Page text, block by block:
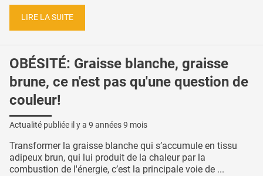
LIRE LA SUITE
OBÉSITÉ: Graisse blanche, graisse
brune, ce n'est pas qu'une question de
couleur!
Actualité publiée il y a 9 années 9 mois
Transformer la graisse blanche qui s’accumule en tissu
adipeux brun, qui lui produit de la chaleur par la
combustion de l'énergie, c’est la principale voie de ...